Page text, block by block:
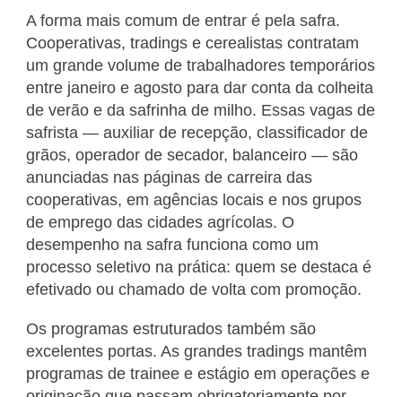
A forma mais comum de entrar é pela safra.
Cooperativas, tradings e cerealistas contratam
um grande volume de trabalhadores temporários
entre janeiro e agosto para dar conta da colheita
de verão e da safrinha de milho. Essas vagas de
safrista — auxiliar de recepção, classificador de
grãos, operador de secador, balanceiro — são
anunciadas nas páginas de carreira das
cooperativas, em agências locais e nos grupos
de emprego das cidades agrícolas. O
desempenho na safra funciona como um
processo seletivo na prática: quem se destaca é
efetivado ou chamado de volta com promoção.
Os programas estruturados também são
excelentes portas. As grandes tradings mantêm
programas de trainee e estágio em operações e